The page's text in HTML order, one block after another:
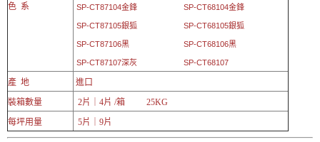
色 系 SP-CT87104金鋒
SP-CT87105銀狐
SP-CT87106黑
SP-CT87107深灰
SP-CT68104金鋒
SP-CT68105銀狐
SP-CT68106黑
SP-CT68107
產 地
進口
裝箱數量
2片｜4片 /箱 25KG
每坪用量
5片｜9片